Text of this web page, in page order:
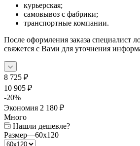
курьерская;
самовывоз с фабрики;
транспортные компании.
После оформления заказа специалист
свяжется с Вами для уточнения
8 725 ₽
10 905 ₽
-20%
Экономия 2 180 ₽
Много
Нашли дешевле?
Размер—60x120